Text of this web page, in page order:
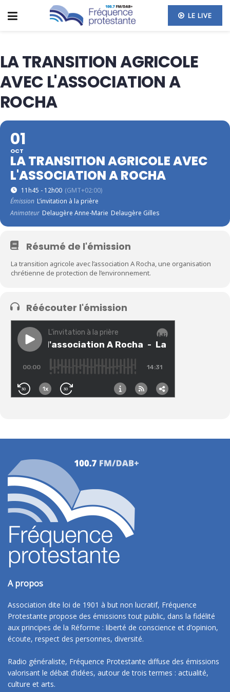
LE LIVE
LA TRANSITION AGRICOLE
AVEC L'ASSOCIATION A
ROCHA
01
OCT
LA TRANSITION AGRICOLE AVEC
L'ASSOCIATION A ROCHA
11h45 - 12h00 (GMT+02:00)
Émission L’invitation à la prière
Animateur Delaugère Anne-Marie Delaugère Gilles
Résumé de l'émission
La transition agricole avec l’association A Rocha, une organisation
chrétienne de protection de l’environnement.
Réécouter l'émission
A propos
Association dite loi de 1901 à but non lucratif, Fréquence
Protestante propose des émissions tout public, dans la fidélité
aux principes de la Réforme : liberté de conscience et d’opinion,
écoute, respect des personnes, diversité.
Radio généraliste, Fréquence Protestante diffuse des émissions
valorisant le débat d’idées, autour de trois termes : actualité,
culture et arts.